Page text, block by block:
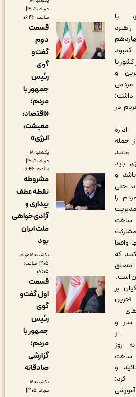
مرداد, ۱۴۰۵ |
قسمت
دوم
گفت‌و
جمهور با
«اقتصاد،
معیشت،
مرداد, ۱۴۰۵ |
مشروطه
نقطه عطف
بیداری و
آزادی‌خواهی
ملت ایران
یکشنبه ۱۸ مرداد,
۱۴۰۵ | ساعت:
قسمت
اول گفت‌و
گوی
جمهور با
صادقانه
مرداد, ۱۴۰۵ |